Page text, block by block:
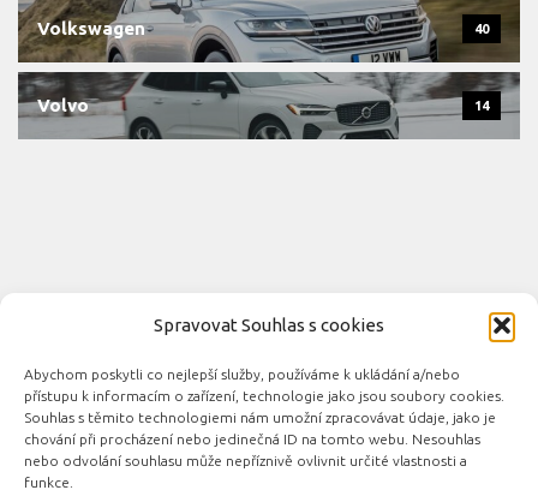
Spravovat Souhlas s cookies
Abychom poskytli co nejlepší služby, používáme k ukládání a/nebo
přístupu k informacím o zařízení, technologie jako jsou soubory cookies.
Souhlas s těmito technologiemi nám umožní zpracovávat údaje, jako je
chování při procházení nebo jedinečná ID na tomto webu. Nesouhlas
nebo odvolání souhlasu může nepříznivě ovlivnit určité vlastnosti a
funkce.
Volkswagen 40
Volvo 14
Novinky automobilového průmyslu © 2026. Všechna práva
vyhrazena.
Podporováno - Designed with the